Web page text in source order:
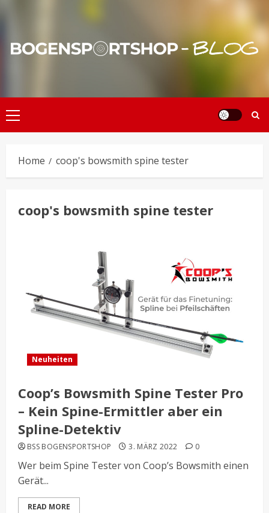
Primary
Menu
Home coop's bowsmith spine tester
coop's bowsmith spine tester
Neuheiten
Coop’s Bowsmith Spine Tester Pro
– Kein Spine-Ermittler aber ein
Spline-Detektiv
BSS BOGENSPORTSHOP 3. MÄRZ 2022 0
Wer beim Spine Tester von Coop’s Bowsmith einen
Gerät...
READ MORE